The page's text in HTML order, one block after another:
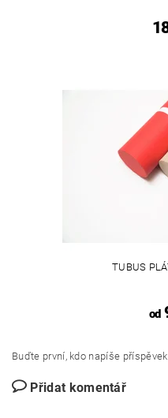
TUBUS
od
Buďte první, kdo napíše
Přidat komentář